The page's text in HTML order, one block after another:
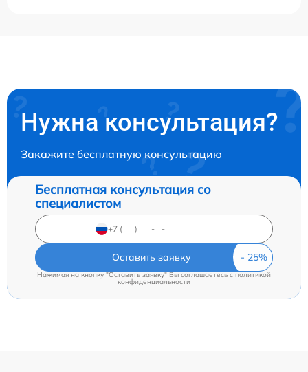
Нужна консультация?
Закажите бесплатную консультацию
Бесплатная консультация со
специалистом
Оставить заявку
Нажимая на кнопку "Оставить заявку" Вы соглашаетесь cполитикой
конфиденциальности